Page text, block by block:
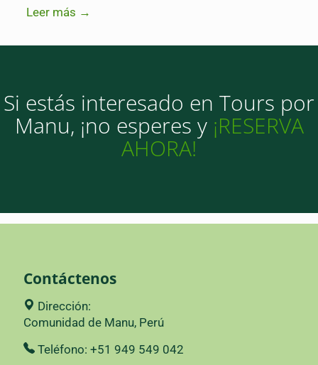
Leer más →
Si estás interesado en Tours por
Manu, ¡no esperes y ¡RESERVA
AHORA!
Contáctenos
Dirección:
Comunidad de Manu, Perú
Teléfono: +51 949 549 042